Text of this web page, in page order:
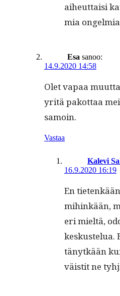
aiheut­taisi
mia
Esa sanoo:
14.9.2020 14:58
Olet vapaa
yritä pakot­taa
samoin.
Vastaa
Kalevi
16.9.2020 16:19
En
mihinkään,
eri mieltä,
tänytkään
väis­tit ne